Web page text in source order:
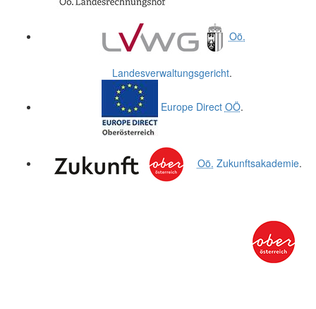
Oö.
Landesverwaltungsgericht.
Europe Direct OÖ.
Oö. Zukunftsakademie.